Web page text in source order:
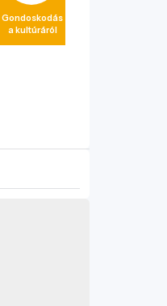
Gondoskodás
a kultúráról